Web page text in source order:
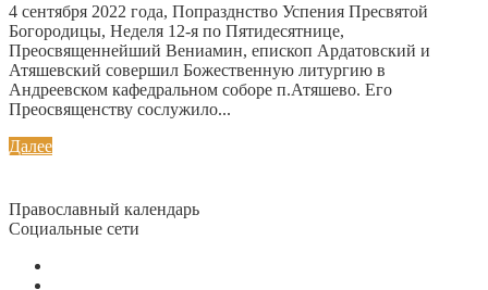
4 сентября 2022 года, Попразднство Успения Пресвятой
Богородицы, Неделя 12-я по Пятидесятнице,
Преосвященнейший Вениамин, епископ Ардатовский и
Атяшевский совершил Божественную литургию в
Андреевском кафедральном соборе п.Атяшево. Его
Преосвященству сослужило...
Далее
Православный календарь
Социальные сети